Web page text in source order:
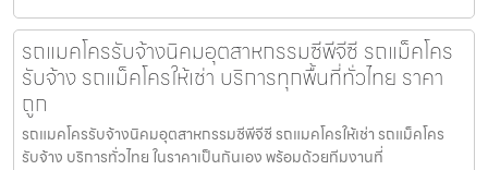
รถแมคโครรับจ้างนิคมอุตสาหกรรมซีพีจีซี รถแม็คโคร
รับจ้าง รถแม็คโครให้เช่า บริการทุกพื้นที่ทั่วไทย ราคา
ถูก
รถแมคโครรับจ้างนิคมอุตสาหกรรมซีพีจีซี รถแมคโครให้เช่า รถแม็คโคร
รับจ้าง บริการทั่วไทย ในราคาเป็นกันเอง พร้อมด้วยทีมงานที่